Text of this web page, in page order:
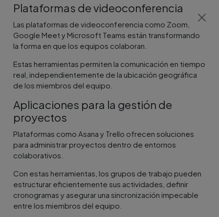
Plataformas de videoconferencia
Las plataformas de videoconferencia como Zoom,
Google Meet y Microsoft Teams están transformando
la forma en que los equipos colaboran.
Estas herramientas permiten la comunicación en tiempo
real, independientemente de la ubicación geográfica
de los miembros del equipo.
Aplicaciones para la gestión de
proyectos
Plataformas como Asana y Trello ofrecen soluciones
para administrar proyectos dentro de entornos
colaborativos.
Con estas herramientas, los grupos de trabajo pueden
estructurar eficientemente sus actividades, definir
cronogramas y asegurar una sincronización impecable
entre los miembros del equipo.